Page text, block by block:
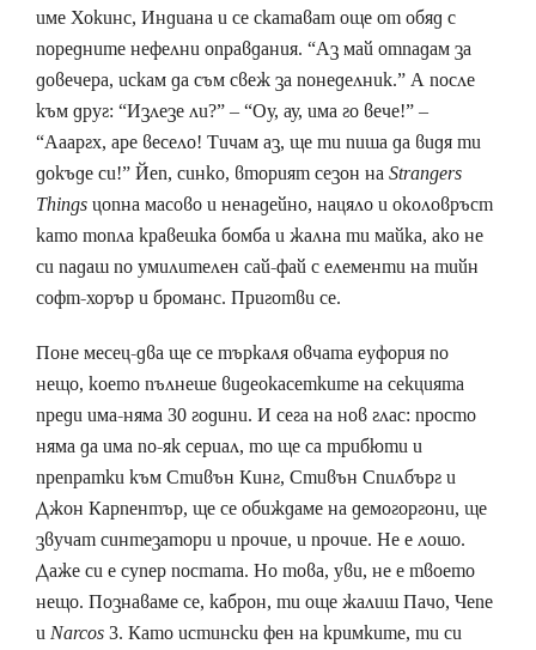
име Хокинс, Индиана и се скатават още от обяд с
поредните нефелни оправдания. “Аз май отпадам за
довечера, искам да съм свеж за понеделник.” А после
към друг: “Излезе ли?” – “Оу, ау, има го вече!” –
“Аааргх, аре весело! Тичам аз, ще ти пиша да видя ти
докъде си!” Йеп, синко, вторият сезон наStrangers
Thingsцопна масово и ненадейно, нацяло и околовръст
като топла кравешка бомба и жална ти майка, ако не
си падаш по умилителен сай-фай с елементи на тийн
софт-хорър и броманс. Приготви се.
Поне месец-два ще се търкаля овчата еуфория по
нещо, което пълнеше видеокасетките на секцията
преди има-няма 30 години. И сега на нов глас: просто
няма да има по-як сериал, то ще са трибюти и
препратки към Стивън Кинг, Стивън Спилбърг и
Джон Карпентър, ще се обиждаме на демогоргони, ще
звучат синтезатори и прочие, и прочие. Не е лошо.
Даже си е супер постата. Но това, уви, не е твоето
нещо. Познаваме се, каброн, ти още жалиш Пачо, Чепе
иNarcos3. Като истински фен на кримките, ти си